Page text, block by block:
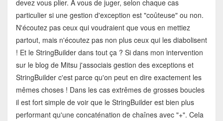
devez vous plier. A vous de juger, selon chaque cas
particulier si une gestion d'exception est "coûteuse" ou non.
N'écoutez pas ceux qui voudraient que vous en mettiez
partout, mais n'écoutez pas non plus ceux qui les diabolisent
! Et le StringBuilder dans tout ça ? Si dans mon intervention
sur le blog de Mitsu j'associais gestion des exceptions et
StringBuilder c'est parce qu'on peut en dire exactement les
mêmes choses ! Dans les cas extrêmes de grosses boucles
il est fort simple de voir que le StringBuilder est bien plus
performant qu'une concaténation de chaînes avec "+". Cela